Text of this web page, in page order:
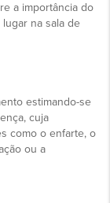
a importância do
na sala de
estimando-se
cuja
como o enfarte, o
ou a